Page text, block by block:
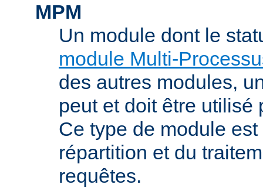
MPM
Un module dont le
module Multi-
des autres modules,
peut et doit être utilisé
Ce type de module
répartition et du
requêtes.